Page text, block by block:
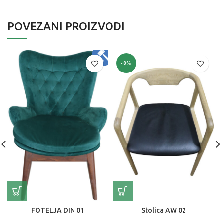
POVEZANI PROIZVODI
FOTELJA DIN 01
-8%
Stolica AW 02